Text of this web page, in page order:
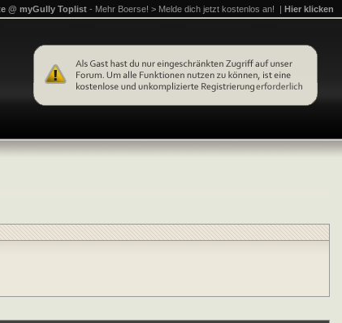
@ myGully Toplist - Mehr Boerse! > Melde dich jetzt kostenlos an! | Hier klicken